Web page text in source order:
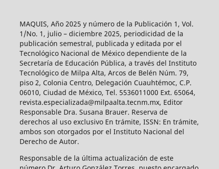
MAQUIS, Año 2025 y número de la Publicación 1, Vol.
1/No. 1, julio – diciembre 2025, periodicidad de la
publicación semestral, publicada y editada por el
Tecnológico Nacional de México dependiente de la
Secretaría de Educación Pública, a través del Instituto
Tecnológico de Milpa Alta, Arcos de Belén Núm. 79,
piso 2, Colonia Centro, Delegación Cuauhtémoc, C.P.
06010, Ciudad de México, Tel. 5536011000 Ext. 65064,
revista.especializada@milpaalta.tecnm.mx, Editor
Responsable Dra. Susana Brauer. Reserva de
derechos al uso exclusivo En trámite, ISSN: En trámite,
ambos son otorgados por el Instituto Nacional del
Derecho de Autor.
Responsable de la última actualización de este